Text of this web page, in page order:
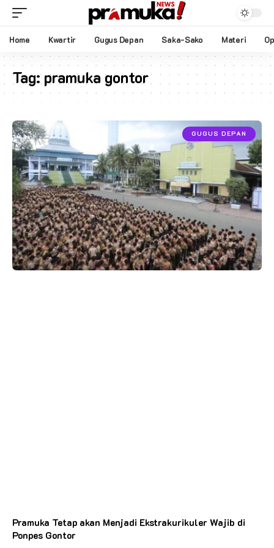
Home Kwartir Gugus Depan Saka-Sako Materi
Tag:pramuka gontor
GUGUS DEPAN
Pramuka Tetap akan Menjadi Ekstrakurikuler Wajib di
Ponpes Gontor